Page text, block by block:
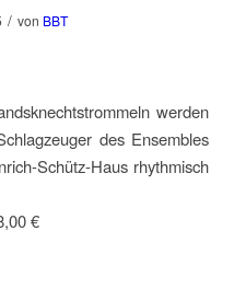
/ von BBT
werden
des Ensembles
Schütz-Haus rhythmisch
€